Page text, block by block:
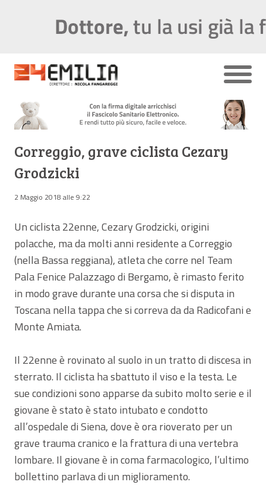
Correggio, grave ciclista Cezary
Grodzicki
2 Maggio 2018 alle 9:22
Un ciclista 22enne, Cezary Grodzicki, origini
polacche, ma da molti anni residente a Correggio
(nella Bassa reggiana), atleta che corre nel Team
Pala Fenice Palazzago di Bergamo, è rimasto ferito
in modo grave durante una corsa che si disputa in
Toscana nella tappa che si correva da da Radicofani e
Monte Amiata.
Il 22enne è rovinato al suolo in un tratto di discesa in
sterrato. Il ciclista ha sbattuto il viso e la testa. Le
sue condizioni sono apparse da subito molto serie e il
giovane è stato è stato intubato e condotto
all’ospedale di Siena, dove è ora rioverato per un
grave trauma cranico e la frattura di una vertebra
lombare. Il giovane è in coma farmacologico, l’ultimo
bollettino parlava di un miglioramento.